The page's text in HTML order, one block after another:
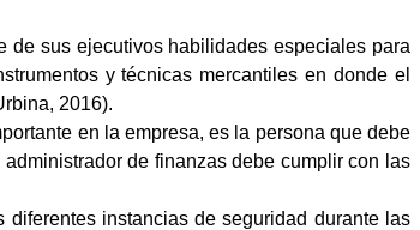
de sus ejecutivos habilidades especiales para
y técnicas mercantiles en donde el
2016).
en la empresa, es la persona que debe
de finanzas debe cumplir con las
instancias de seguridad durante las